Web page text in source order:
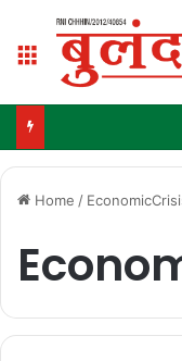
Menu
Home /